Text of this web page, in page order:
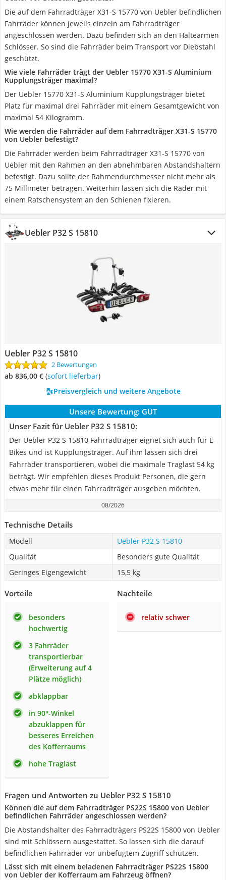
Die auf dem Fahrradträger X31-S 15770 von Uebler befindlichen
Fahrräder können jeweils einzeln am Fahrradträger
angeschlossen werden. Dazu befinden sich an den Haltearmen
Schlösser. So sind die Fahrräder beim Transport vor Diebstahl
geschützt.
Wie viele Fahrräder trägt der Uebler 15770 X31-S Aluminium
Kupplungsträger maximal?
Der Uebler 15770 X31-S Aluminium Kupplungsträger bietet
Platz für maximal drei Fahrräder mit einem Gesamtgewicht von
maximal 54 Kilogramm.
Wie werden die Fahrräder auf dem Fahrradträger X31-S 15770
von Uebler befestigt?
Die Fahrräder werden beim Fahrradträger X31-S 15770 von
Uebler mit den Rahmen an den abnehmbaren Abstandshaltern
befestigt. Dazu sollte der Rahmendurchmesser nicht mehr als
75 Millimeter betragen. Weiterhin lassen sich die Räder mit
einem Ratschensystem an den Schienen fixieren.
Uebler P32 S 15810
Uebler P32 S 15810
2 Bewertungen
ab 836,00 € ( Sofort lieferbar)
Preisvergleich und weitere Angebote
Unsere Bewertung: GUT
Unser Fazit für Uebler P32 S 15810:
Der Uebler P32 S 15810 Fahrradträger eignet sich auch für E-
Bikes und ist Kupplungsträger. Auf ihm lassen sich drei
Fahrräder transportieren, wobei die maximale Traglast 54 kg
beträgt. Wir empfehlen dieses Produkt Personen, die gern
etwas mehr für einen Fahrradträger ausgeben möchten.
08/2026
Technische Details
Modell
Uebler P32 S 15810
Qualität
Besonders gute Qualität
Geringes Eigengewicht
15,5 kg
Vorteile
besonders
hochwertig
3 Fahrräder
transportierbar
(Erweiterung auf 4
Plätze möglich)
abklappbar
in 90°-Winkel
abzuklappen für
besseres Erreichen
des Kofferraums
hohe Traglast
Nachteile
relativ schwer
Fragen und Antworten zu Uebler P32 S 15810
Können die auf dem Fahrradträger PS22S 15800 von Uebler
befindlichen Fahrräder angeschlossen werden?
Die Abstandshalter des Fahrradträgers PS22S 15800 von Uebler
sind mit Schlössern ausgestattet. So lassen sich die darauf
befindlichen Fahrräder vor unbefugtem Zugriff schützen.
Lässt sich mit einem beladenen Fahrradträger PS22S 15800
von Uebler der Kofferraum am Fahrzeug öffnen?